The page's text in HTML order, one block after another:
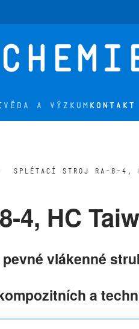
VĚDA A VÝZKUM KONTAKT
SPLÉTACÍ STROJ RA-8-4,
4, HC
vlákenné
a